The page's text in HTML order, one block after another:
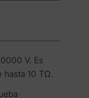
V. Es
hasta 10 TΩ.